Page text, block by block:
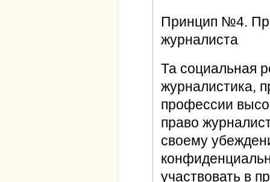
Принцип №4.
журналиста
Та социальная
журналистика,
профессии
право
своему
участвовать в